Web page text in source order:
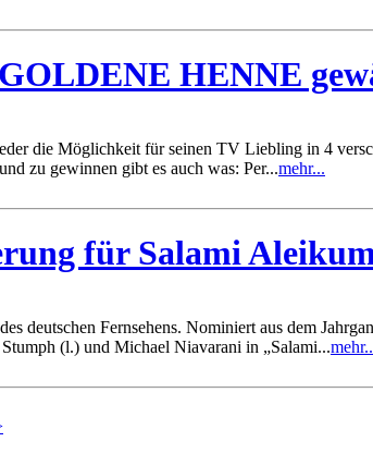
HENNE
die Möglichkeit für seinen TV Liebling in 4
zu gewinnen gibt es auch was: Per...mehr...
für Salami
deutschen Fernsehens. Nominiert aus dem
(l.) und Michael Niavarani in „Salami...